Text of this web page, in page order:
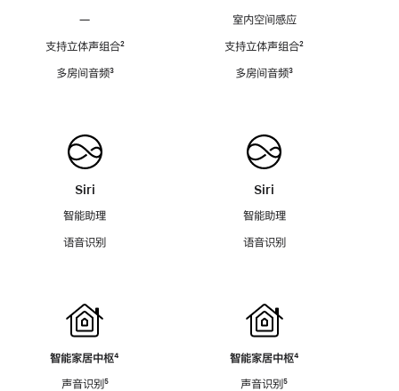
—
支持立体声组合脚
²
多房间音频脚
³
Siri
智能助理
语音识别
智能家居中枢脚
⁴
声音识别脚
⁵
室内空间感应
支持立体声组合脚
²
多房间音频脚
³
Siri
智能助理
语音识别
智能家居中枢脚
⁴
声音识别脚
⁵